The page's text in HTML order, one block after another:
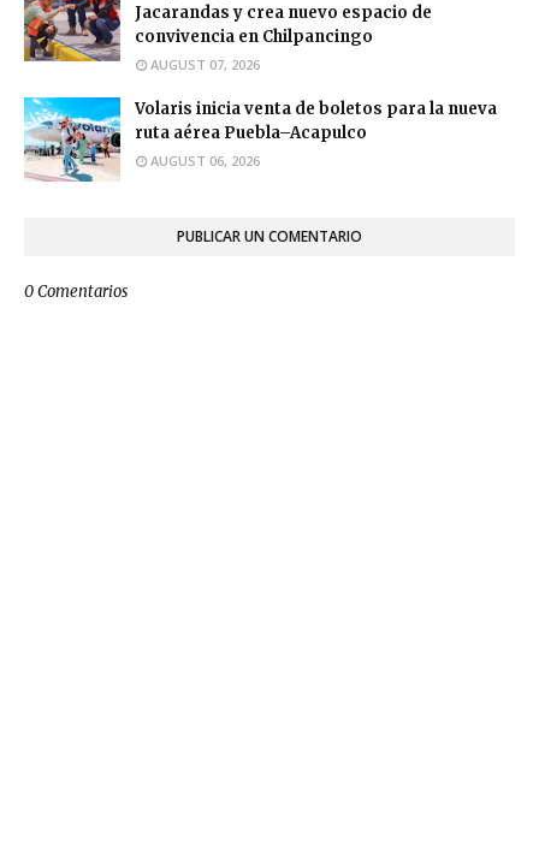
Jacarandas y crea nuevo espacio de
convivencia en Chilpancingo
AUGUST 07, 2026
Volaris inicia venta de boletos para la nueva
ruta aérea Puebla–Acapulco
AUGUST 06, 2026
PUBLICAR UN COMENTARIO
0 Comentarios